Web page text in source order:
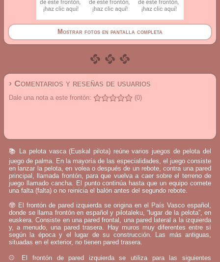
Mostrar fotos en pantalla completa
› Comentarios y reseñas de usuarios
Dale una nota a este frontón: (0)
📚 La pelota vasca (Euskal pilota) reúne varios juegos de pelota del
juego de palma. En la mayoría de las especialidades, el juego consiste
en lanzar la pelota, en volea o después de un rebote, contra una pared
principal, llamada frontón, para que vuelva a caer sobre el terreno de
juego llamado cancha. El punto continúa hasta que un equipo comete
una falta (falta) o no reinicia el balón antes del segundo rebote.
🤓 El frontón de pared izquierda se origina en el País Vasco español,
donde se llama frontón en español y pilotaleku, “lugar de la pelota”, en
euskera. Consiste en una pared frontal, una pared lateral a la izquierda
y, a menudo, una pared trasera. Hay muros muy diferentes entre sí
según la época y el lugar de su construcción. Las más antiguas,
situadas en el exterior, no tienen pared trasera.
⚾ El frontón de pared izquierda se utiliza para las siguientes